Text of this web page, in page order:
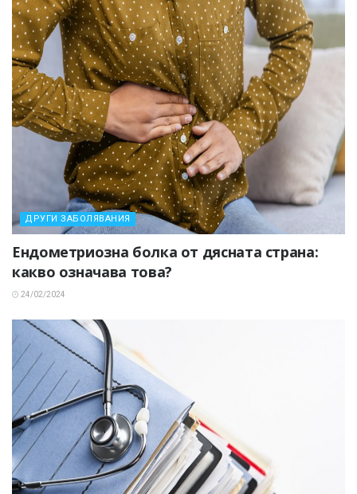
ДРУГИ ЗАБОЛЯВАНИЯ
Ендометриозна болка от дясната страна:
какво означава това?
24/02/2024